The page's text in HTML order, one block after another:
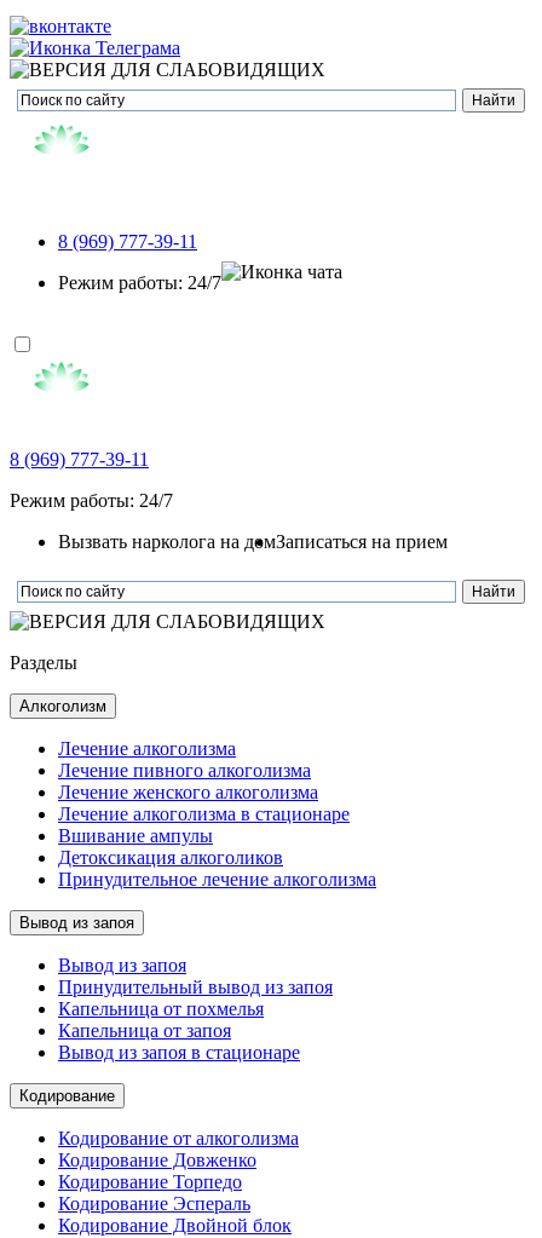
8 (969) 777-39-11
Режим работы: 24/7
8 (969) 777-39-11
Режим работы: 24/7
Вызвать нарколога на домЗаписаться на прием
Разделы
Алкоголизм
Лечение алкоголизма
Лечение пивного алкоголизма
Лечение женского алкоголизма
Лечение алкоголизма в стационаре
Вшивание ампулы
Детоксикация алкоголиков
Принудительное лечение алкоголизма
Вывод из запоя
Вывод из запоя
Принудительный вывод из запоя
Капельница от похмелья
Капельница от запоя
Вывод из запоя в стационаре
Кодирование
Кодирование от алкоголизма
Кодирование Довженко
Кодирование Торпедо
Кодирование Эспераль
Кодирование Двойной блок